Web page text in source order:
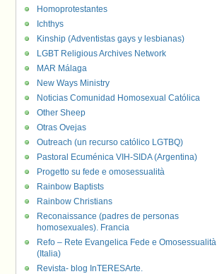
Homoprotestantes
Ichthys
Kinship (Adventistas gays y lesbianas)
LGBT Religious Archives Network
MAR Málaga
New Ways Ministry
Noticias Comunidad Homosexual Católica
Other Sheep
Otras Ovejas
Outreach (un recurso católico LGTBQ)
Pastoral Ecuménica VIH-SIDA (Argentina)
Progetto su fede e omosessualità
Rainbow Baptists
Rainbow Christians
Reconaissance (padres de personas
homosexuales). Francia
Refo – Rete Evangelica Fede e Omosessualità
(Italia)
Revista- blog InTERESArte.